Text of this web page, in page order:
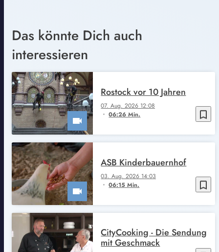
Das könnte Dich auch
interessieren
bookmark_border
07. Aug. 2026 12:08
06:26 Min.
Rostock vor 10 Jahren
bookmark_border
03. Aug. 2026 14:03
06:15 Min.
ASB Kinderbauernhof
CityCooking - Die Sendung
mit Geschmack